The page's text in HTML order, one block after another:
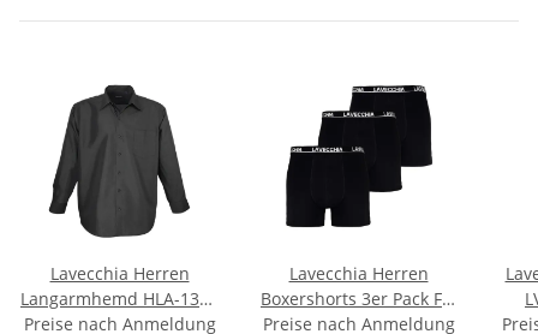
Lavecchia Herren
Langarmhemd HLA-1314
(Schwarz-Uni, 5XL)
Preise nach Anmeldung
Lavecchia Herren
Boxershorts 3er Pack FL-
1020 (Schwarz, 7XL)
Preise nach Anmeldung